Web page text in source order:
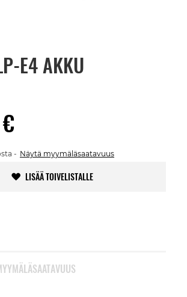
E4 AKKU
Näytä myymäläsaatavuus
LISÄÄ TOIVELISTALLE